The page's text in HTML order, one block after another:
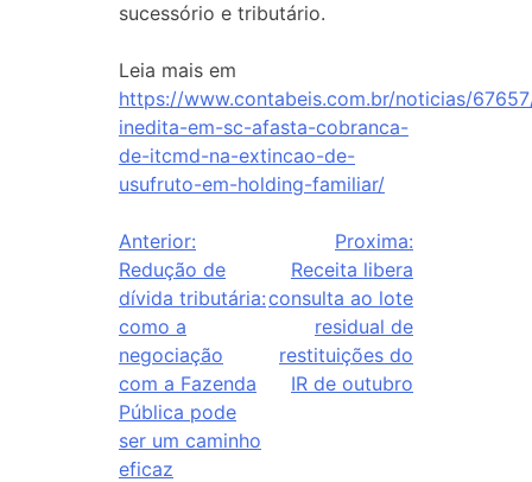
sucessório e tributário.
Leia mais em
https://www.contabeis.com.br/noticias/
inedita-em-sc-afasta-cobranca-
de-itcmd-na-extincao-de-
usufruto-em-holding-familiar/
Anterior:
Redução de
dívida tributária:
como a
negociação
com a Fazenda
Pública pode
ser um caminho
eficaz
Proxima:
Receita libera
consulta ao lote
residual de
restituições do
IR de outubro